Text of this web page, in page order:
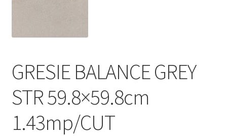
Informatii
Plata si Livrare
Politică de confidențialitate
GRESIE BALANCE GREY
STR 59.8×59.8cm
1.43mp/CUT